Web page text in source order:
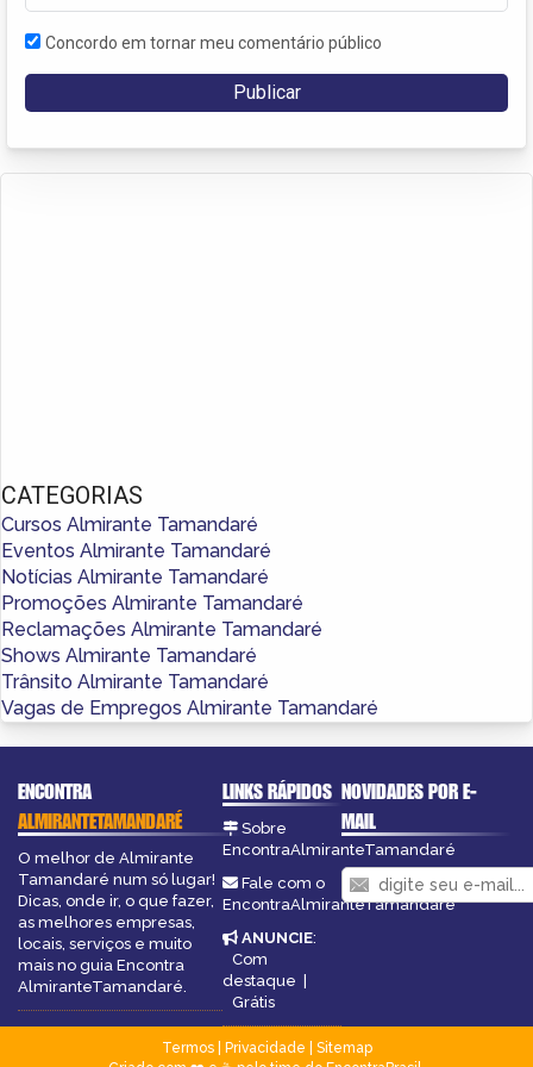
Concordo em tornar meu comentário público
CATEGORIAS
Cursos Almirante Tamandaré
Eventos Almirante Tamandaré
Notícias Almirante Tamandaré
Promoções Almirante Tamandaré
Reclamações Almirante Tamandaré
Shows Almirante Tamandaré
Trânsito Almirante Tamandaré
Vagas de Empregos Almirante Tamandaré
ENCONTRA
ALMIRANTETAMANDARÉ
O melhor de Almirante
Tamandaré num só lugar!
Dicas, onde ir, o que fazer,
as melhores empresas,
locais, serviços e muito
mais no guia Encontra
AlmiranteTamandaré.
LINKS RÁPIDOS
Sobre
EncontraAlmiranteTamandaré
Fale com o
EncontraAlmiranteTamandaré
ANUNCIE:
Com
destaque
Grátis
NOVIDADES POR E-
MAIL
Termos| Privacidade
Sitemap